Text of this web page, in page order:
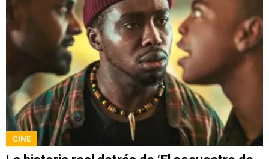
CINE